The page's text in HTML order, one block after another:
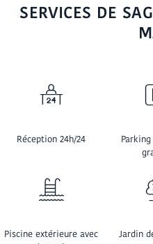
SERVICES DE
Réception 24h/24
Piscine extérieure avec
Jardin